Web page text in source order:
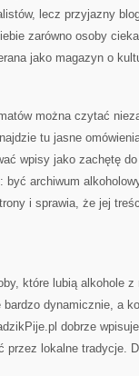
lecz przyjazny
zarówno osoby
jako magazyn o
można czytać
tu jasne
wpisy jako zachętę
być archiwum
i sprawia, że jej
które lubią alkohole z
dynamicznie, a
dobrze
przez lokalne tradycje.